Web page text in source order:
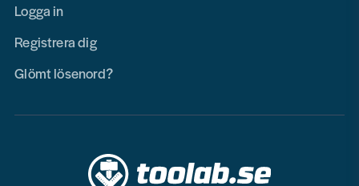
Logga in
Registrera dig
Glömt lösenord?